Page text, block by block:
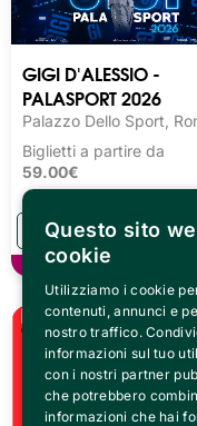
GIGI D'ALESSIO -
PALASPORT 2026
Palazzo Dello Sport,
Biglietti a partire da
59.00€
Musica
Questo sito
cookie
Utilizziamo i cookie
contenuti, annunci e
nostro traffico.
informazioni sul tuo
con i nostri partner
che potrebbero
informazioni che hai